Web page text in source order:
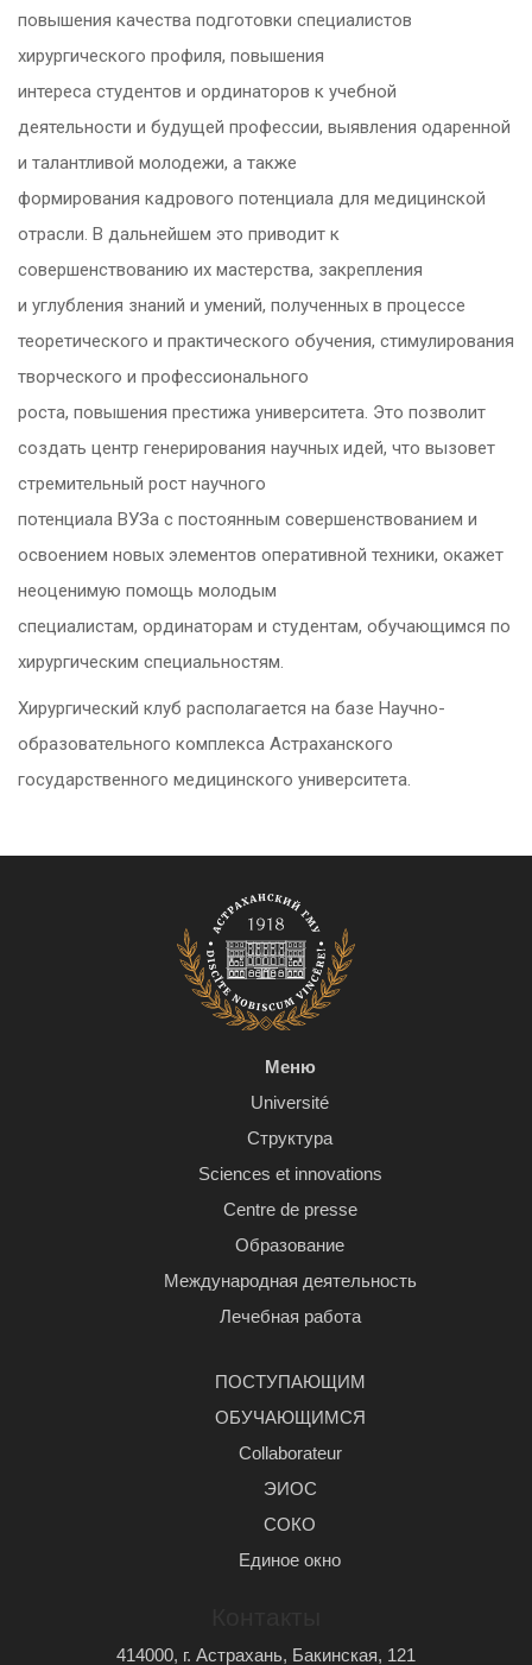
повышения качества подготовки специалистов
хирургического профиля, повышения
интереса студентов и ординаторов к учебной
деятельности и будущей профессии, выявления одаренной
и талантливой молодежи, а также
формирования кадрового потенциала для медицинской
отрасли. В дальнейшем это приводит к
совершенствованию их мастерства, закрепления
и углубления знаний и умений, полученных в процессе
теоретического и практического обучения, стимулирования
творческого и профессионального
роста, повышения престижа университета. Это позволит
создать центр генерирования научных идей, что вызовет
стремительный рост научного
потенциала ВУЗа с постоянным совершенствованием и
освоением новых элементов оперативной техники, окажет
неоценимую помощь молодым
специалистам, ординаторам и студентам, обучающимся по
хирургическим специальностям.
Хирургический клуб располагается на базе Научно-
образовательного комплекса Астраханского
государственного медицинского университета.
Меню
Université
Структура
Sciences et innovations
Centre de presse
Образование
Международная деятельность
Лечебная работа
ПОСТУПАЮЩИМ
ОБУЧАЮЩИМСЯ
Сollaborateur
ЭИОС
СОКО
Единое окно
414000, г. Астрахань, Бакинская, 121